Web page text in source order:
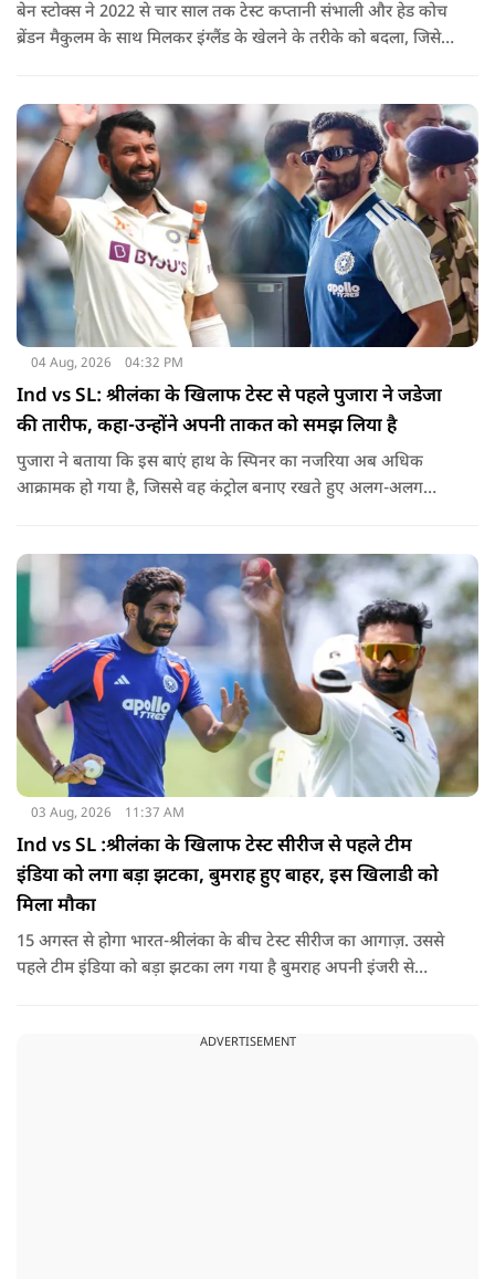
बेन स्टोक्स ने 2022 से चार साल तक टेस्ट कप्तानी संभाली और हेड कोच
ब्रेंडन मैकुलम के साथ मिलकर इंग्लैंड के खेलने के तरीके को बदला, जिसे
04 Aug, 2026 04:32 PM
Ind vs SL: श्रीलंका के खिलाफ टेस्ट से पहले पुजारा ने जडेजा
की तारीफ, कहा-उन्होंने अपनी ताकत को समझ लिया है
पुजारा ने बताया कि इस बाएं हाथ के स्पिनर का नजरिया अब अधिक
आक्रामक हो गया है, जिससे वह कंट्रोल बनाए रखते हुए अलग-अलग
03 Aug, 2026 11:37 AM
Ind vs SL :श्रीलंका के खिलाफ टेस्ट सीरीज से पहले टीम
इंडिया को लगा बड़ा झटका, बुमराह हुए बाहर, इस खिलाडी को
मिला मौका
15 अगस्त से होगा भारत-श्रीलंका के बीच टेस्ट सीरीज का आगाज़. उससे
पहले टीम इंडिया को बड़ा झटका लग गया है बुमराह अपनी इंजरी से
ADVERTISEMENT